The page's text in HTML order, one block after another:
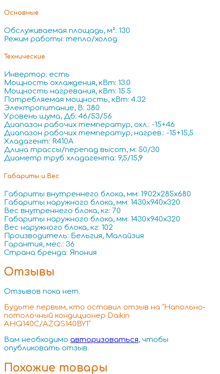
Основные
Обслуживаемая площадь, м²: 130
Режим работы: тепло/холод
Технические
Инвертор: есть
Мощность охлаждения, кВт: 13.0
Мощность нагревания, кВт: 15.5
Потребляемая мощность, кВт: 4.32
Электропитание, В: 380
Уровень шума, Дб: 46/53/56
Диапазон рабочих температур, охл.: -15+46
Диапазон рабочих температур, нагрев.: -15+15,5
Хладагент: R410A
Длина трассы/перепад высот, м: 50/30
Диаметр труб хладагента: 9,5/15,9
Габариты и Вес
Габариты внутреннего блока, мм: 1902x285x680
Габариты наружного блока, мм: 1430x940x320
Вес внутреннего блока, кг: 70
Габариты наружного блока, мм: 1430x940x320
Вес наружного блока, кг: 102
Производитель: Бельгия, Малайзия
Гарантия, мес.: 36
Страна бренда: Япония
Отзывы
Отзывов пока нет.
Будьте первым, кто оставил отзыв на “Напольно-
потолочный кондиционер Daikin
AHQ140C/AZQS140BY1”
Вам необходимо авторизоваться, чтобы
опубликовать отзыв.
Похожие товары